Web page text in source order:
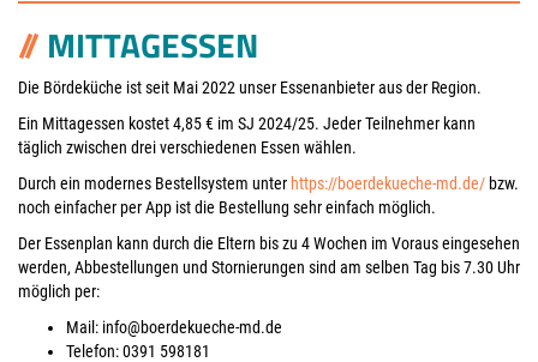
MITTAGESSEN
Die Bördeküche ist seit Mai 2022 unser Essenanbieter aus der Region.
Ein Mittagessen kostet 4,85 € im SJ 2024/25. Jeder Teilnehmer kann
täglich zwischen drei verschiedenen Essen wählen.
Durch ein modernes Bestellsystem unter https://boerdekueche-md.de/ bzw.
noch einfacher per App ist die Bestellung sehr einfach möglich.
Der Essenplan kann durch die Eltern bis zu 4 Wochen im Voraus eingesehen
werden, Abbestellungen und Stornierungen sind am selben Tag bis 7.30 Uhr
möglich per:
Mail: info@boerdekueche-md.de
Telefon: 0391 598181